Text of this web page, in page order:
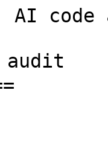
AI code